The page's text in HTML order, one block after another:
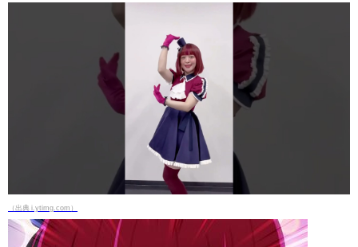
（出典 i.ytimg.com）